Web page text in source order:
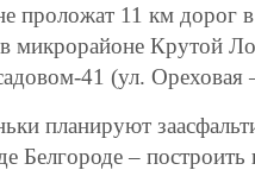
проложат 11 км дорог
микрорайоне Крутой
41 (ул. Ореховая
планируют
Белгороде –